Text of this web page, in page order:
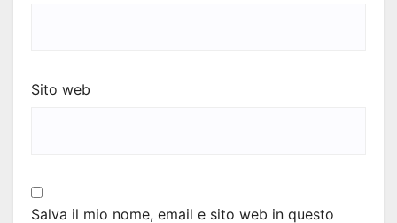
Sito web
Salva il mio nome, email e sito web in questo